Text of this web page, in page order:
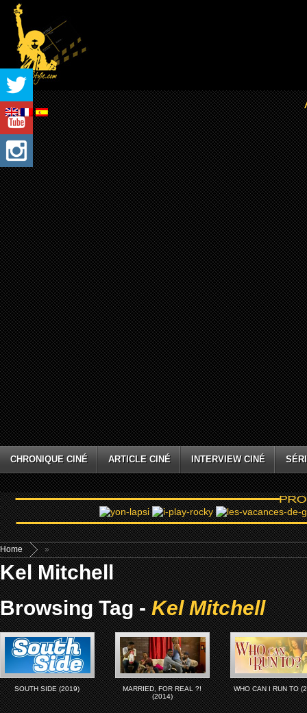
CHRONIQUE CINÉ ARTICLE CINÉ INTERVIEW CINÉ
Home »
Kel Mitchell
Browsing Tag -Kel Mitchell
SOUTH SIDE (2019)
MARRIED, FOR REAL ?!
(2014)
WHO CAN I RUN TO